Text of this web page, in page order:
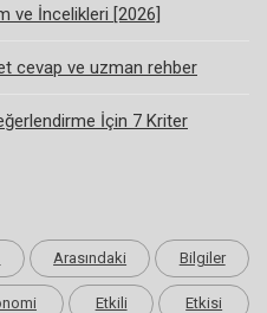
ve İncelikleri [2026]
cevap ve uzman rehber
İçin 7 Kriter
Arasındaki Bilgiler
Etkili Etkisi